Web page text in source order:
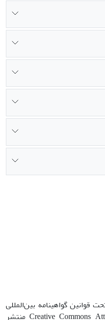
قوانین گواهینامه بین‌المللی
Creative Commons Attribution 4.0 International License منتشر